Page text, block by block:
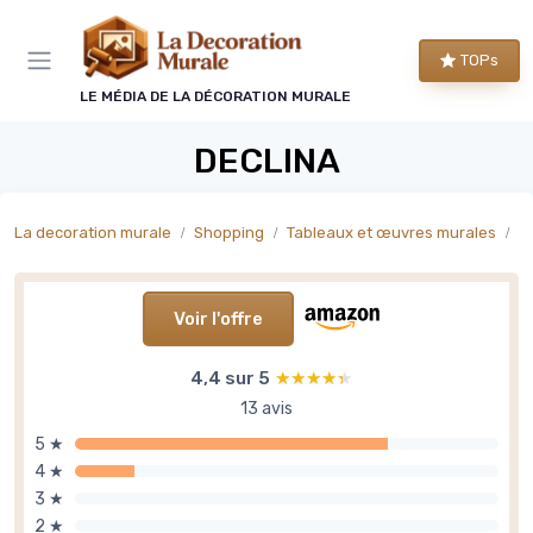
LE MÉDIA DE LA DÉCORATION MURALE
TOPs
DECLINA
La decoration murale Shopping Tableaux et œuvres murales
Voir l'offre
4,4 sur 5 ★★★★★
★★★★★
13 avis
5 ★
4 ★
3 ★
2 ★
Panneau de gestion des cookies